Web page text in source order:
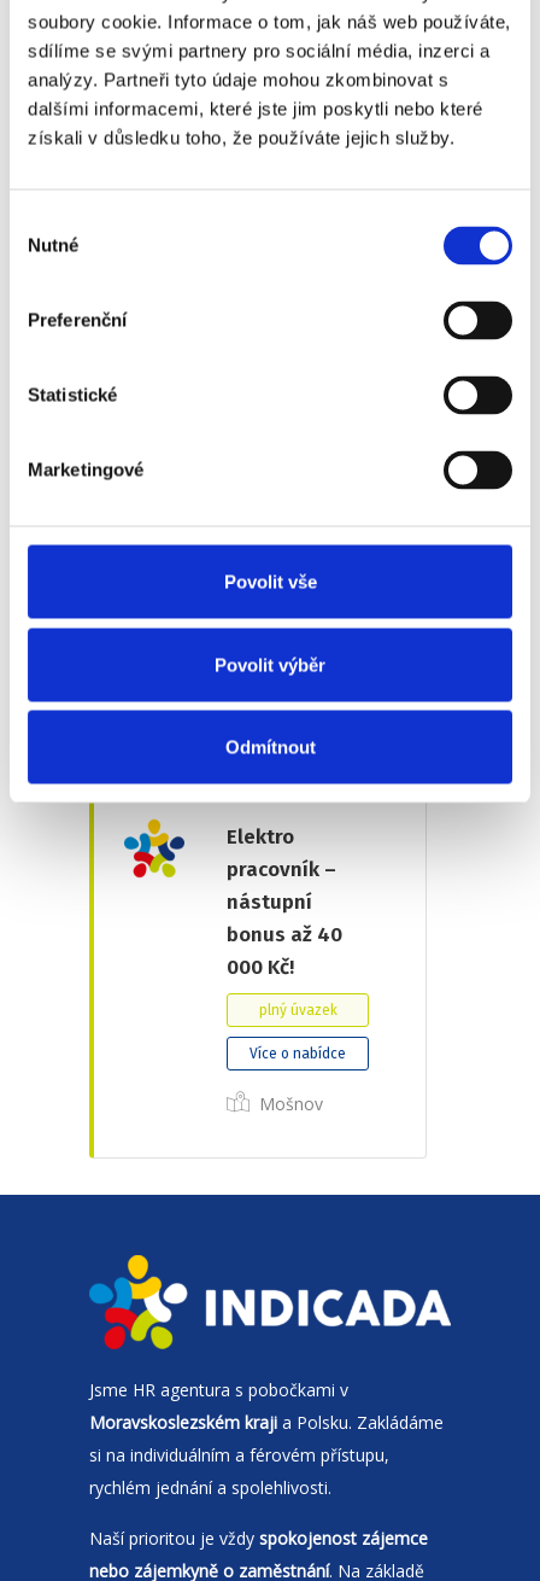
soubory cookie. Informace o tom, jak náš web používáte,
sdílíme se svými partnery pro sociální média, inzerci a
analýzy. Partneři tyto údaje mohou zkombinovat s
dalšími informacemi, které jste jim poskytli nebo které
získali v důsledku toho, že používáte jejich služby.
souhlasu
Nutné
Preferenční
Statistické
Marketingové
Povolit vše
Povolit výběr
Odmítnout
Frýdek-Místek
Elektromechanik
ž)
Opava
Elektro
pracovník –
nástupní
bonus až 40
000 Kč!
plný úvazek
Více o nabídce
Mošnov
Jsme HR agentura s pobočkami v
Moravskoslezském kraji a Polsku. Zakládáme
si na individuálním a férovém přístupu,
rychlém jednání a spolehlivosti.
Naší prioritou je vždy spokojenost zájemce
nebo zájemkyně o zaměstnání. Na základě